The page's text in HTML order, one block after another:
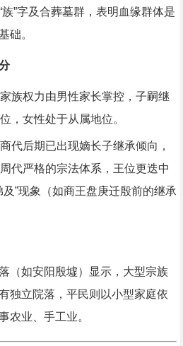
”字及合葬墓群，表明血缘群体是
础。
族权力由男性家长掌控，子嗣继
，女性处于从属地位。
代后期已出现嫡长子继承倾向，
代严格的宗法体系，王位更迭中
及”现象（如商王盘庚迁殷前的继承
（如安阳殷墟）显示，大型宗族
独立院落，平民则以小型家庭依
农业、手工业。